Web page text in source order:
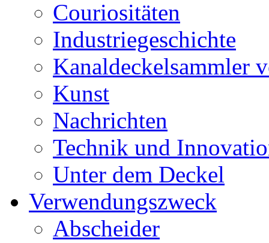
Couriositäten
Industriegeschichte
Kanaldeckelsammler
Kunst
Nachrichten
Technik und
Unter dem Deckel
Verwendungszweck
Abscheider